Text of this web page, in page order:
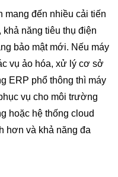
đến nhiều cải tiến
năng tiêu thụ điện
bảo mật mới. Nếu máy
vụ ảo hóa, xử lý cơ sở
ERP phổ thông thì máy
vụ cho môi trường
hoặc hệ thống cloud
hơn và khả năng đa